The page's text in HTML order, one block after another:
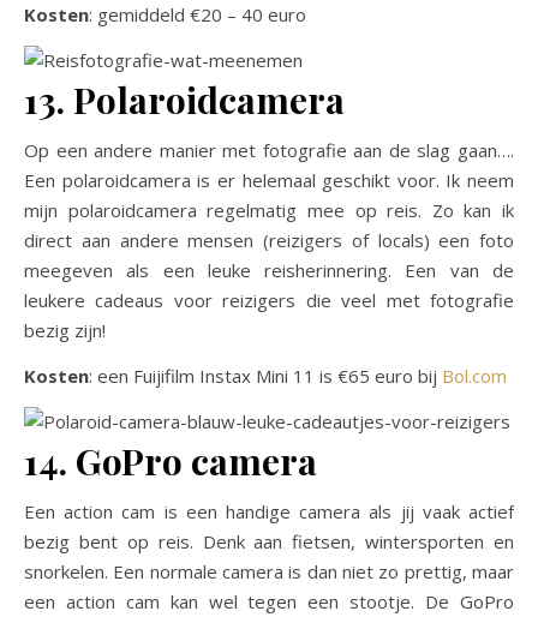
Kosten: gemiddeld €20 – 40 euro
13. Polaroidcamera
Op een andere manier met fotografie aan de slag gaan….
Een polaroidcamera is er helemaal geschikt voor. Ik neem
mijn polaroidcamera regelmatig mee op reis. Zo kan ik
direct aan andere mensen (reizigers of locals) een foto
meegeven als een leuke reisherinnering. Een van de
leukere cadeaus voor reizigers die veel met fotografie
bezig zijn!
Kosten: een Fuijifilm Instax Mini 11 is €65 euro bij Bol.com
14. GoPro camera
Een action cam is een handige camera als jij vaak actief
bezig bent op reis. Denk aan fietsen, wintersporten en
snorkelen. Een normale camera is dan niet zo prettig, maar
een action cam kan wel tegen een stootje. De GoPro